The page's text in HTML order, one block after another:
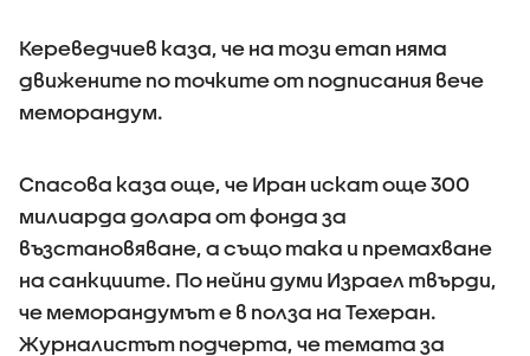
Кереведчиев каза, че на този етап няма
движените по точките от подписания вече
меморандум.
Спасова каза още, че Иран искат още 300
милиарда долара от фонда за
възстановяване, а също така и премахване
на санкциите. По нейни думи Израел твърди,
че меморандумът е в полза на Техеран.
Журналистът подчерта, че темата за